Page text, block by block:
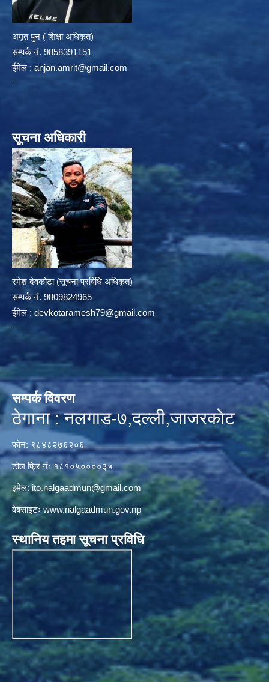
अमृत पुन ( शिक्षा अधिकृत)
सम्पर्क न‌ं. 9858391151
ईमेल : anjan.amrit@gmail.com
सूचना अधिकारी
रमेश देवकोटा (सूचना प्रविधि अधिकृत)
सम्पर्क न‌ं. 9809824965
ईमेल : devkotaramesh79@gmail.com
सम्पर्क विवरण
ठेगाना : नलगाड-७,दल्ली,जाजरकाेट
फोन: ९८४८२७६२०६
टोल फ्रि नंः १८१०५००००३५
इमेल:ito.nalgaadmun@gmail.com
वेबसाइटःwww.nalgaadmun.gov.np
स्थानिय तहमा सूचना प्रविधि